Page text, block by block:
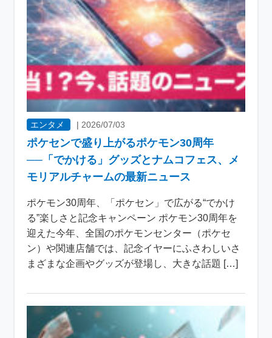
エンタメ | 2026/07/03
ポケセンで盛り上がるポケモン30周年
──「でかける」グッズとナムコフェス、メ
モリアルチャームの最新ニュース
ポケモン30周年、「ポケセン」で広がる“でかけ
る”楽しさと記念キャンペーン ポケモン30周年を
迎えた今年、全国のポケモンセンター（ポケセ
ン）や関連店舗では、記念イヤーにふさわしいさ
まざまな企画やグッズが登場し、大きな話題 […]